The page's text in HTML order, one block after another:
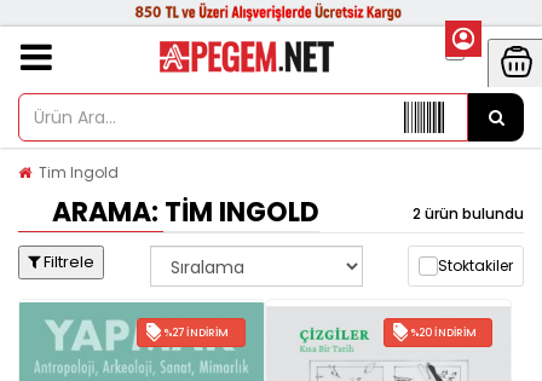
Tim Ingold
ARAMA: TIM INGOLD 2 ürün bulundu
Filtrele Stoktakiler
%27 İNDIRIM %20 İNDIRIM